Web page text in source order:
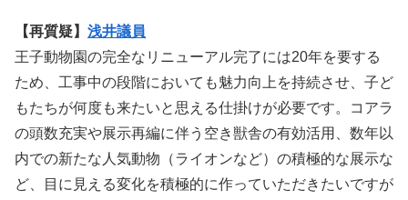
【再質疑】 浅井議員
王子動物園の完全なリニューアル完了には20年を要する
ため、工事中の段階においても魅力向上を持続させ、子ど
もたちが何度も来たいと思える仕掛けが必要です。コアラ
の頭数充実や展示再編に伴う空き獣舎の有効活用、数年以
内での新たな人気動物（ライオンなど）の積極的な展示な
ど、目に見える変化を積極的に作っていただきたいですが